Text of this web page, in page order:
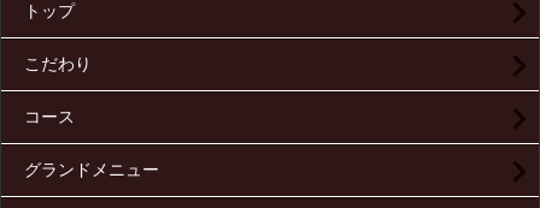
トップ
こだわり
コース
グランドメニュー